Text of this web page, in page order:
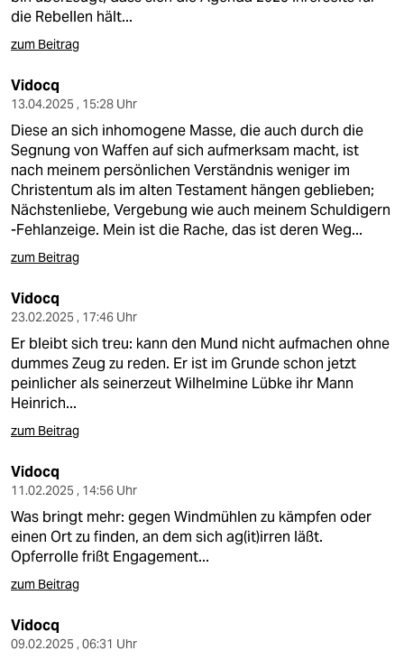
die Rebellen hält...
zum Beitrag
Vidocq
13.04.2025 , 15:28 Uhr
Diese an sich inhomogene Masse, die auch durch die
Segnung von Waffen auf sich aufmerksam macht, ist
nach meinem persönlichen Verständnis weniger im
Christentum als im alten Testament hängen geblieben;
Nächstenliebe, Vergebung wie auch meinem Schuldigern
-Fehlanzeige. Mein ist die Rache, das ist deren Weg...
zum Beitrag
Vidocq
23.02.2025 , 17:46 Uhr
Er bleibt sich treu: kann den Mund nicht aufmachen ohne
dummes Zeug zu reden. Er ist im Grunde schon jetzt
peinlicher als seinerzeut Wilhelmine Lübke ihr Mann
Heinrich...
zum Beitrag
Vidocq
11.02.2025 , 14:56 Uhr
Was bringt mehr: gegen Windmühlen zu kämpfen oder
einen Ort zu finden, an dem sich ag(it)irren läßt.
Opferrolle frißt Engagement...
zum Beitrag
Vidocq
09.02.2025 , 06:31 Uhr